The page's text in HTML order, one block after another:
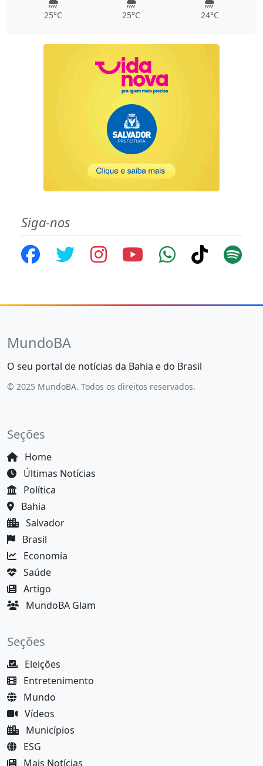
25°C 25°C 24°C
Siga-nos
MundoBA
O seu portal de notícias da Bahia e do Brasil
© 2025 MundoBA. Todos os direitos reservados.
Seções
Home
Últimas Notícias
Política
Bahia
Salvador
Brasil
Economia
Saúde
Artigo
MundoBA Glam
Seções
Eleições
Entretenimento
Mundo
Vídeos
Municípios
ESG
Mais Notícias